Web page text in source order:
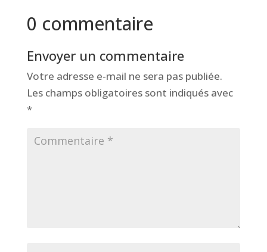
0 commentaire
Envoyer un commentaire
Votre adresse e-mail ne sera pas publiée.
Les champs obligatoires sont indiqués avec
*